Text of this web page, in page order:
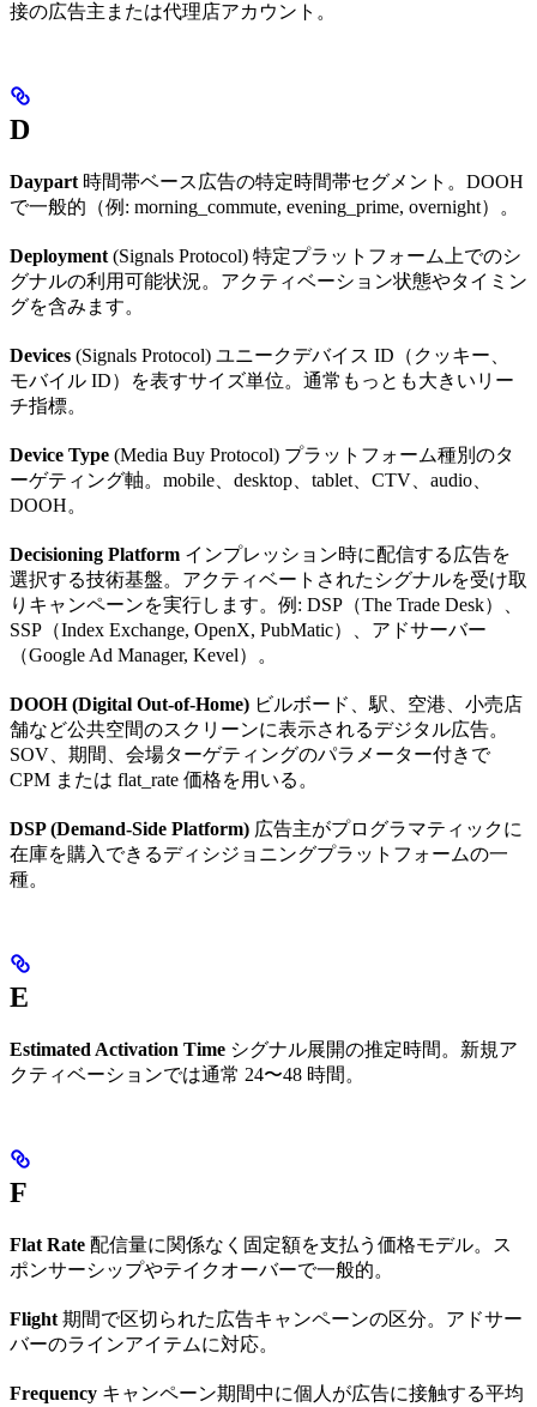
接の広告主または代理店アカウント。
D
Daypart 時間帯ベース広告の特定時間帯セグメント。DOOH
で一般的（例: morning_commute, evening_prime, overnight）。
Deployment (Signals Protocol) 特定プラットフォーム上でのシ
グナルの利用可能状況。アクティベーション状態やタイミン
グを含みます。
Devices (Signals Protocol) ユニークデバイス ID（クッキー、
モバイル ID）を表すサイズ単位。通常もっとも大きいリー
チ指標。
Device Type (Media Buy Protocol) プラットフォーム種別のタ
ーゲティング軸。mobile、desktop、tablet、CTV、audio、
DOOH。
Decisioning Platform インプレッション時に配信する広告を
選択する技術基盤。アクティベートされたシグナルを受け取
りキャンペーンを実行します。例: DSP（The Trade Desk）、
SSP（Index Exchange, OpenX, PubMatic）、アドサーバー
（Google Ad Manager, Kevel）。
DOOH (Digital Out-of-Home) ビルボード、駅、空港、小売店
舗など公共空間のスクリーンに表示されるデジタル広告。
SOV、期間、会場ターゲティングのパラメーター付きで
CPM または flat_rate 価格を用いる。
DSP (Demand-Side Platform) 広告主がプログラマティックに
在庫を購入できるディシジョニングプラットフォームの一
種。
E
Estimated Activation Time シグナル展開の推定時間。新規ア
クティベーションでは通常 24〜48 時間。
F
Flat Rate 配信量に関係なく固定額を支払う価格モデル。ス
ポンサーシップやテイクオーバーで一般的。
Flight 期間で区切られた広告キャンペーンの区分。アドサー
バーのラインアイテムに対応。
Frequency キャンペーン期間中に個人が広告に接触する平均